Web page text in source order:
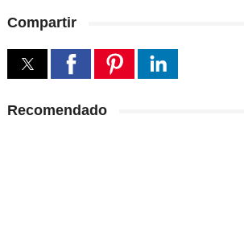
Compartir
Recomendado